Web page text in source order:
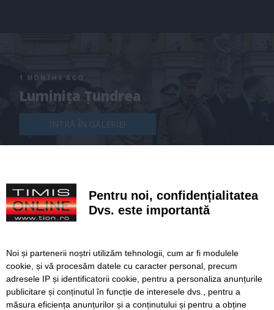
1 MONTHS AGO
Luminița Țundrea
INTRĂ ÎN GALERIE!
Pentru noi, confidențialitatea
Dvs. este importantă
Noi și partenerii noștri utilizăm tehnologii, cum ar fi modulele
cookie, și vă procesăm datele cu caracter personal, precum
adresele IP și identificatorii cookie, pentru a personaliza anunțurile
publicitare și conținutul în funcție de interesele dvs., pentru a
măsura eficiența anunțurilor și a conținutului și pentru a obține